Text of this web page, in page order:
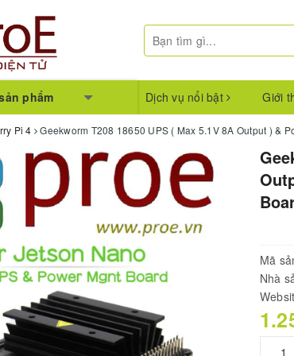
phẩm Dịch vụ nổi bật Giới
Pi 4 Geekworm T208 18650 UPS ( Max 5.1V 8A Output ) &
Mã
Nhà